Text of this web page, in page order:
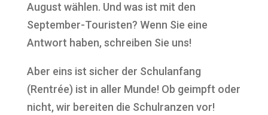
August wählen. Und was ist mit den
September-Touristen? Wenn Sie eine
Antwort haben, schreiben Sie uns!
Aber eins ist sicher der Schulanfang
(Rentrée) ist in aller Munde! Ob geimpft oder
nicht, wir bereiten die Schulranzen vor!